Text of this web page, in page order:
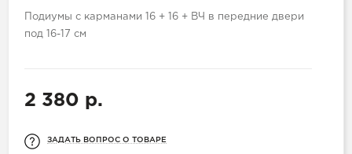
Подиумы с карманами 16 + 16 + ВЧ в передние двери
под 16-17 см
2 380 р.
ЗАДАТЬ ВОПРОС О ТОВАРЕ